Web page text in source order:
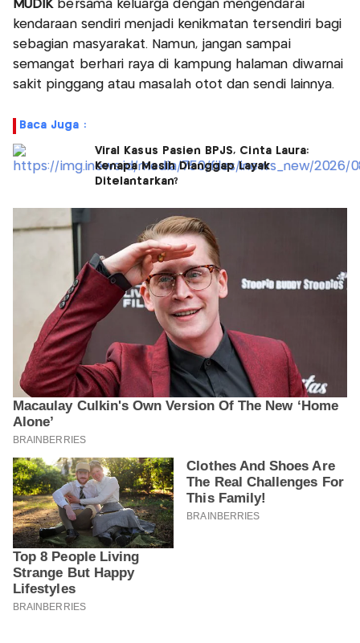
MUDIKbersama keluarga dengan mengendarai
kendaraan sendiri menjadi kenikmatan tersendiri bagi
sebagian masyarakat. Namun, jangan sampai
semangat berhari raya di kampung halaman diwarnai
sakit pinggang atau masalah otot dan sendi lainnya.
Baca Juga :
Viral Kasus Pasien BPJS, Cinta Laura:
Kenapa Masih Dianggap Layak
Ditelantarkan?